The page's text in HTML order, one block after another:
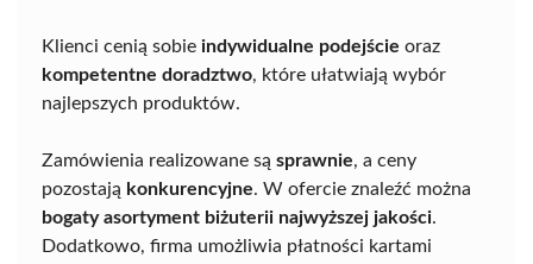
Klienci cenią sobie indywidualne podejście oraz
kompetentne doradztwo, które ułatwiają wybór
najlepszych produktów.
Zamówienia realizowane są sprawnie, a ceny
pozostają konkurencyjne. W ofercie znaleźć można
bogaty asortyment biżuterii najwyższej jakości.
Dodatkowo, firma umożliwia płatności kartami